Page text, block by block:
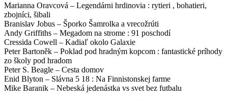
Marianna Oravcová – Legendárni hrdinovia : rytieri , bohatieri,
zbojníci, šibali
Branislav Jobus – Šporko Šamrolka a vrecožrúti
Andy Griffiths – Megadom na strome : 91 poschodí
Cressida Cowell – Kadiaľ okolo Galaxie
Peter Bartoněk – Poklad pod hradným kopcom : fantastické príhody
zo školy pod hradom
Peter S. Beagle – Cesta domov
Enid Blyton – Slávna 5 18 : Na Finnistonskej farme
Mike Baranik – Nebeská jedenástka vs svet bez futbalu